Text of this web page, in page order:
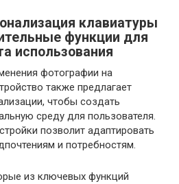
клавиатуры
функции для
использования
фотографии на
также предлагает
чтобы создать
среду для пользователя.
позволит адаптировать
и потребностям.
из ключевых функций